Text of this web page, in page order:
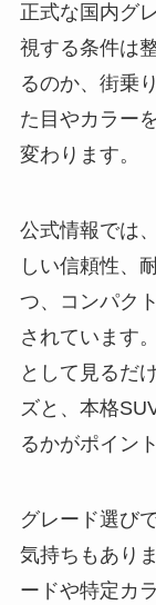
正式な国内グ
視する条件は
るのか、街乗
た目やカラー
変わります。
公式情報では
しい信頼性、
つ、コンパク
されています
として見るだ
ズと、本格
るかがポイン
グレード選び
気持ちもあり
ードや特定カ